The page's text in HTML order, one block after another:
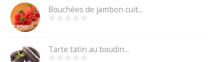
Bouchées de jambon cuit...
Tarte tatin au boudin...